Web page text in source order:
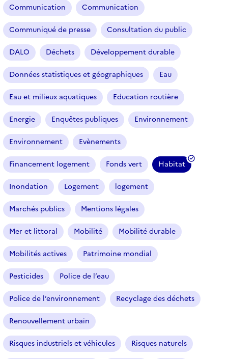
Communication Communication
Communiqué de presse Consultation du public
DALO Déchets Développement durable
Données statistiques et géographiques Eau
Eau et milieux aquatiques Education routière
Energie Enquêtes publiques Environnement
Environnement Evènements
Financement logement Fonds vert Habitat
(
r
e
e
c
o
n
Inondation Logement logement
Marchés publics Mentions légales
Mer et littoral Mobilité Mobilité durable
Mobilités actives Patrimoine mondial
Pesticides Police de l’eau
Police de l’environnement Recyclage des déchets
Renouvellement urbain
Risques industriels et véhicules Risques naturels